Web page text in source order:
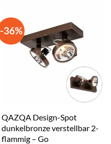
-36%
QAZQA Design-Spot
dunkelbronze verstellbar 2-
flammig – Go